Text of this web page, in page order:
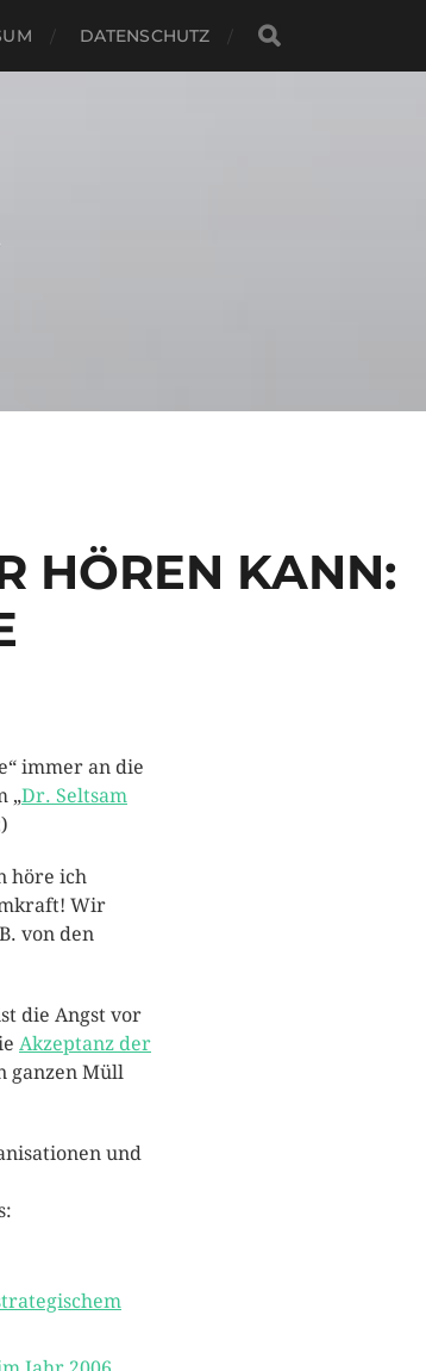
DATENSCHUTZ
HÖREN KANN:
immer an die
„Dr. Seltsam
höre ich
Wir
von den
die Angst vor
Akzeptanz der
ganzen Müll
und